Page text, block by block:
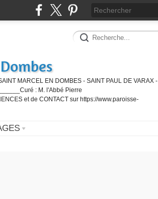
MARCEL EN DOMBES - SAINT PAUL DE VARAX -
: M. l'Abbé Pierre
et de CONTACT sur https://www.paroisse-